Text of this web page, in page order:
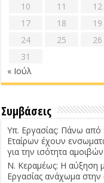
10
11 12
17
18 19
24
25 26
31
« Ιούλ
Συμβάσεις
Υπ. Εργασίας: Πάνω από
Εταίρων έχουν
για την ισότητα αμοιβών
Ν. Κεραμέως: Η αύξηση
Εργασίας ανάχωμα στην